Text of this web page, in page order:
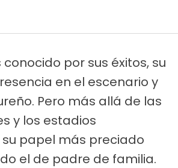
conocido por sus éxitos, su
en el escenario y
Pero más allá de las
y los estadios
papel más preciado
el de padre de familia.